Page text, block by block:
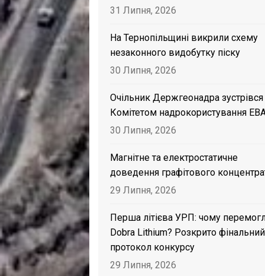
31 Липня, 2026
На Тернопільщині викрили схему
незаконного видобутку піску
30 Липня, 2026
Очільник Держгеонадра зустрівся
Комітетом надрокористування
30 Липня, 2026
Магнітне та електростатичне
доведення графітового
29 Липня, 2026
Перша літієва УРП: чому
Dobra Lithium? Розкрито фінальний
протокол конкурсу
29 Липня, 2026